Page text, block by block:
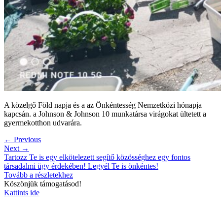
A közelgő Föld napja és a az Önkéntesség Nemzetközi hónapja
kapcsán. a Johnson & Johnson 10 munkatársa virágokat ültetett a
gyermekotthon udvarára.
← Previous
Next →
Tartozz Te is egy elkötelezett segítő közösséghez egy fontos
társadalmi ügy érdekében! Legyél Te is önkéntes!
Tovább a részletekhez
Köszönjük támogatásod!
Kattints ide